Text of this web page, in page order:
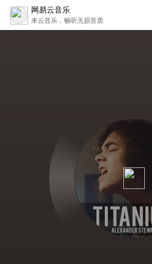
网易云音乐
来云音乐，畅听无损音质